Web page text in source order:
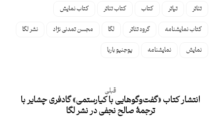
تئاتر تیاتر کتاب کتاب تئاتر کتاب نمایش
کتاب نمایشنامه گروه تئاتر لگا مجسن تمدنی نژاد نشر لگا
نمایش نمایشنامه یوجنیو باربا
قبلی
انتشار کتاب «گفت‌وگوهایی با کیارستمی» گادفری چشایر با
ترجمۀ صالح نجفی در نشر لگا